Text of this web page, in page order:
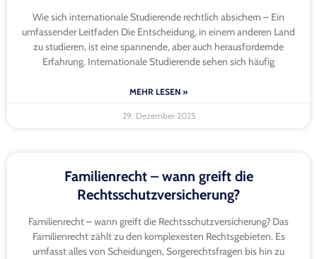
Wie sich internationale Studierende rechtlich absichern – Ein
umfassender Leitfaden Die Entscheidung, in einem anderen Land
zu studieren, ist eine spannende, aber auch herausfordernde
Erfahrung. Internationale Studierende sehen sich häufig
MEHR LESEN »
29. Dezember 2025
Familienrecht – wann greift die
Rechtsschutzversicherung?
Familienrecht – wann greift die Rechtsschutzversicherung? Das
Familienrecht zählt zu den komplexesten Rechtsgebieten. Es
umfasst alles von Scheidungen, Sorgerechtsfragen bis hin zu